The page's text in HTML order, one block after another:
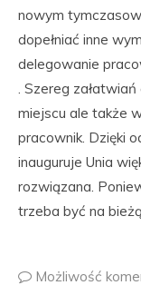
nowym
dopełniać inne
delegowanie
. Szereg
miejscu ale także
pracownik. Dzięki
inauguruje Unia
rozwiązana.
trzeba być na
Możliwość